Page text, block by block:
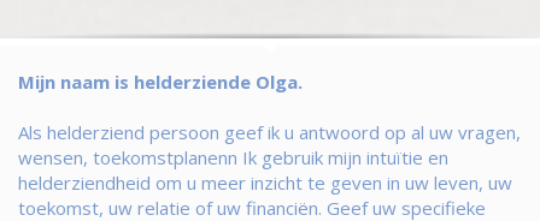
Mijn naam is helderziende Olga.
Als helderziend persoon geef ik u antwoord op al uw vragen,
wensen, toekomstplanenn Ik gebruik mijn intuïtie en
helderziendheid om u meer inzicht te geven in uw leven, uw
toekomst, uw relatie of uw financiën. Geef uw specifieke